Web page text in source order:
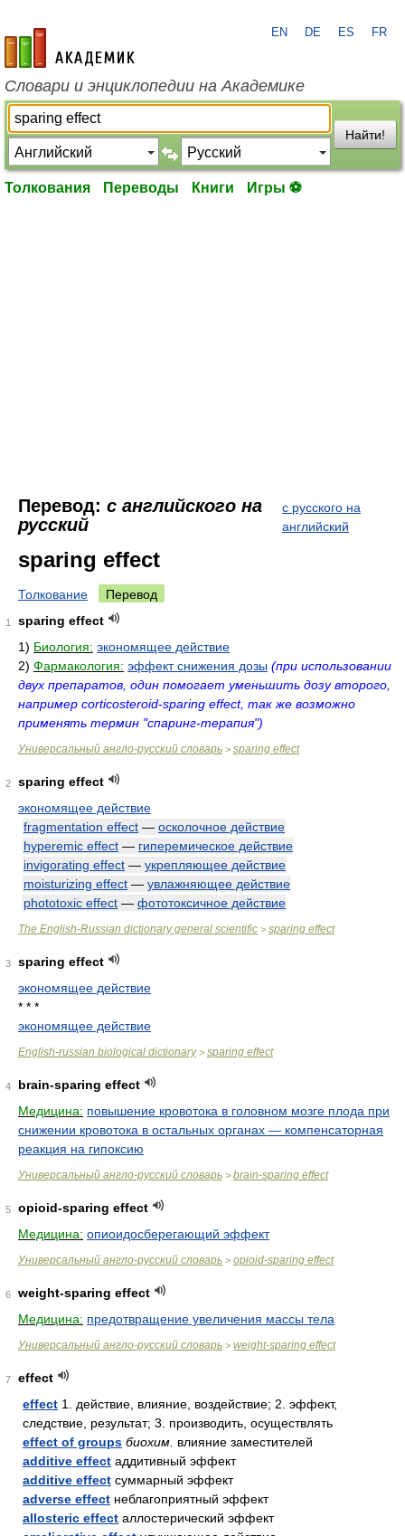
academic.ru
EN DE ES FR
Словари и энциклопедии на Академике
Найти!
Толкования Переводы Книги Игры ⚽
Перевод: с английского на
русский
с русского на
английский
sparing effect
Толкование Перевод
1
sparing effect
1) Биология: экономящее действие
2) Фармакология: эффект снижения дозы (при использовании
двух препаратов, один помогает уменьшить дозу второго,
например corticosteroid-sparing effect, так же возможно
применять термин "спаринг-терапия")
Универсальный англо-русский словарь > sparing effect
2
sparing effect
экономящее действие
fragmentation effect — осколочное действие
hyperemic effect — гиперемическое действие
invigorating effect — укрепляющее действие
moisturizing effect — увлажняющее действие
phototoxic effect — фототоксичное действие
The English-Russian dictionary general scientific > sparing effect
3
sparing effect
экономящее действие
* * *
экономящее действие
English-russian biological dictionary> sparing effect
4
brain-sparing effect
Медицина: повышение кровотока в головном мозге плода при
снижении кровотока в остальных органах — компенсаторная
реакция на гипоксию
Универсальный англо-русский словарь > brain-sparing effect
5
opioid-sparing effect
Медицина: опиоидосберегающий эффект
Универсальный англо-русский словарь > opioid-sparing effect
6
weight-sparing effect
Медицина: предотвращение увеличения массы тела
Универсальный англо-русский словарь > weight-sparing effect
7
effect
effect 1. действие, влияние, воздействие; 2. эффект,
следствие, результат; 3. производить, осуществлять
effect of groups биохим. влияние заместителей
additive effect аддитивный эффект
additive effect суммарный эффект
adverse effect неблагоприятный эффект
allosteric effect аллостерический эффект